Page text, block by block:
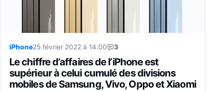
iPhone25 février 2022 à 14:00 3
Le chiffre d’affaires de l’iPhone est
supérieur à celui cumulé des divisions
mobiles de Samsung, Vivo, Oppo et Xiaomi